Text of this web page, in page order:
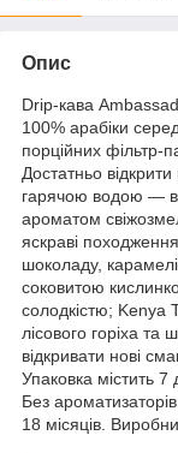
Опис
Drip-кава
100% арабіки
порційних фільтр-
Достатньо
гарячою водою —
ароматом
яскраві
шоколаду,
соковитою
солодкістю; Kenya
лісового горіха
відкривати нові
Упаковка містить 7
Без
18 місяців.